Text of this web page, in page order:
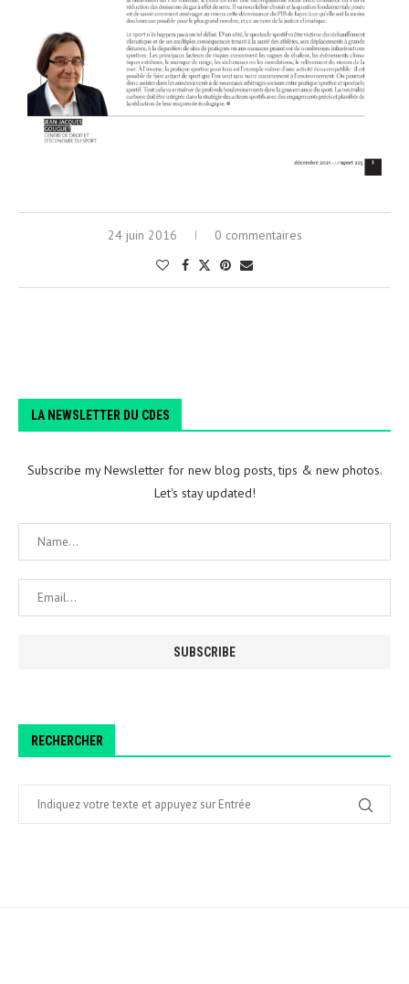
24 juin 2016 0 commentaires
LA NEWSLETTER DU CDES
Subscribe my Newsletter for new blog posts, tips & new photos.
Let's stay updated!
RECHERCHER